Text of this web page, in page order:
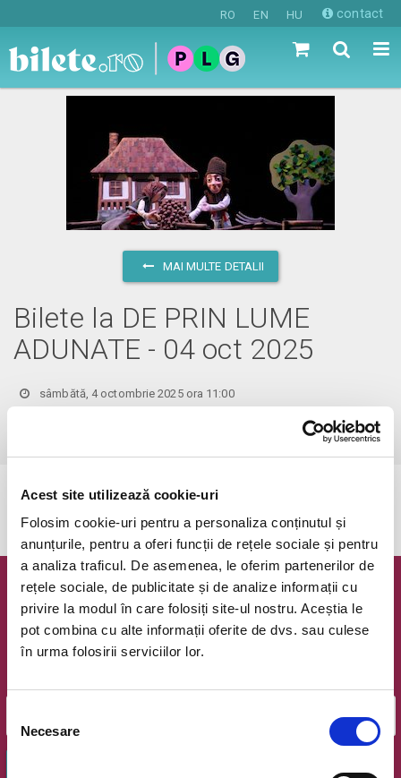
Acest site utilizează cookie-uri
Folosim cookie-uri pentru a personaliza conținutul și
anunțurile, pentru a oferi funcții de rețele sociale și pentru
a analiza traficul. De asemenea, le oferim partenerilor de
rețele sociale, de publicitate și de analize informații cu
privire la modul în care folosiți site-ul nostru. Aceștia le
pot combina cu alte informații oferite de dvs. sau culese
în urma folosirii serviciilor lor.
consimțământului
Necesare
RO EN HU contact
MAI MULTE DETALII
Bilete la DE PRIN LUME
ADUNATE - 04 oct 2025
sâmbătă, 4 octombrie 2025 ora 11:00
Evenimentul a expirat.
Newsletter @ Bilete.ro
Oferte exclusive si o editie saptamanala cu cele mai noi
evenimente.